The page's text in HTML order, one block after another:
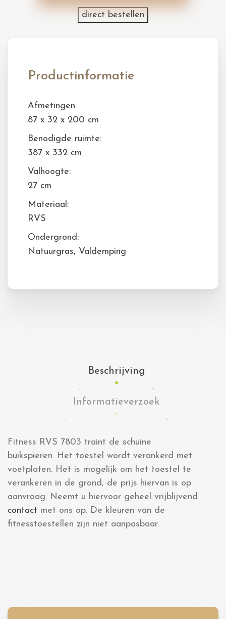
direct bestellen
Productinformatie
Afmetingen:
87 x 32 x 200 cm
Benodigde ruimte:
387 x 332 cm
Valhoogte:
27 cm
Materiaal:
RVS
Ondergrond:
Natuurgras, Valdemping
Beschrijving
Informatieverzoek
Fitness RVS 7803 traint de schuine
buikspieren. Het toestel wordt verankerd met
voetplaten. Het is mogelijk om het toestel te
verankeren in de grond, de prijs hiervan is op
aanvraag. Neemt u hiervoor geheel vrijblijvend
contact met ons op. De kleuren van de
fitnesstoestellen zijn niet aanpasbaar.